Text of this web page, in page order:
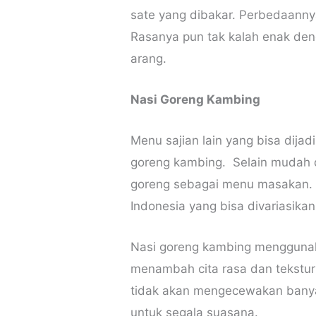
sate yang dibakar.
Rasanya pun tak kalah enak
arang.
Nasi Goreng Kambing
Menu sajian lain yang bisa
goreng kambing. Selain mudah
goreng sebagai menu
Indonesia yang bisa
Nasi goreng kambing
menambah cita rasa dan
tidak akan mengecewakan
untuk segala suasana.